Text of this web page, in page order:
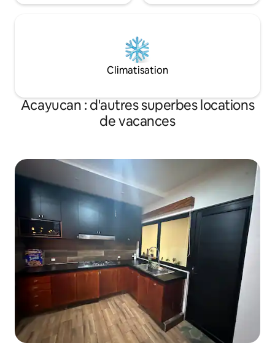
Climatisation
Acayucan : d'autres superbes locations
de vacances